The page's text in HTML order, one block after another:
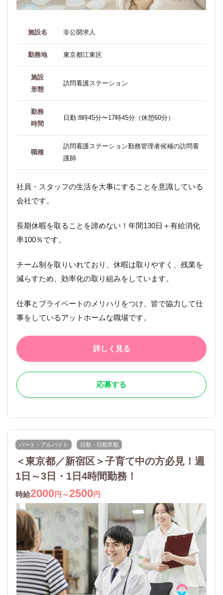
施設名 非公開求人
勤務地 東京都江東区
施設
形態
訪問看護ステーション
勤務
時間
日勤:8時45分〜17時45分（休憩60分）
職種
訪問看護ステーション勤務管理者候補の訪問看
護師
社員・スタッフの生活を大事にすることを意識している
会社です。
長期休暇を取ることを諦めない！年間130日＋有給消化
率100％です。
チーム制を取りいれており、休暇は取りやすく、残業を
減らすため、効率化の取り組みをしています。
仕事とプライベートのメリハリをつけ、皆で協力して仕
事をしているアットホームな職場です。
詳しく見る
応募する
パート・アルバイト 日勤・日勤常勤
＜東京都／新宿区＞子育て中の方必見！週
1日～3日・1日4時間勤務！
時給2000円～2500円